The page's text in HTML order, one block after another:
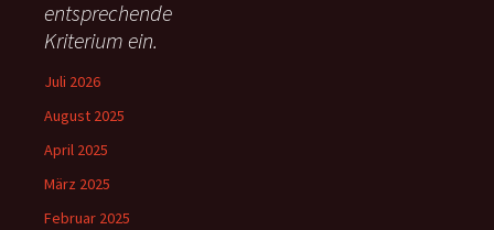
:entsprechende
Kriterium ein.
Juli 2026
August 2025
April 2025
März 2025
Februar 2025